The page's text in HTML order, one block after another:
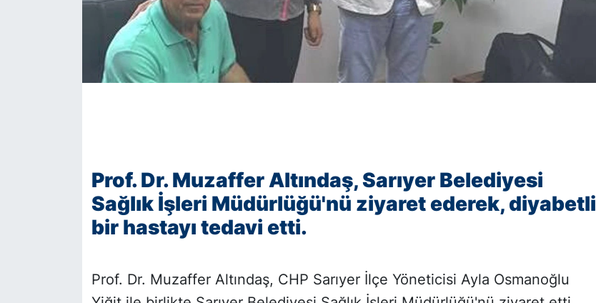
Prof. Dr. Muzaffer Altındaş, Sarıyer Belediyesi
Sağlık İşleri Müdürlüğü'nü ziyaret ederek, diyabetli
bir hastayı tedavi etti.
Prof. Dr. Muzaffer Altındaş, CHP Sarıyer İlçe Yöneticisi Ayla Osmanoğlu
SİYASET
SON DAKİKA HABERİ